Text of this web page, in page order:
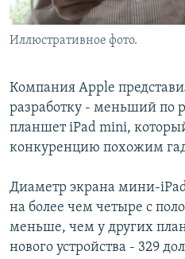
Иллюстративное фото.
Компания Apple
разработку - меньший по
планшет iPad mini,
конкуренцию похожим
Диаметр экрана мини-
на более чем четыре с
меньше, чем у других
нового устройства - 329